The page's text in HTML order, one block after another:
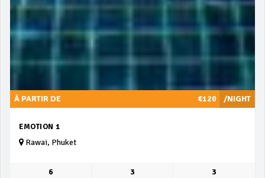
/NIGHT
À PARTIR DE €120
EMOTION 1
Rawai, Phuket
6 3 3